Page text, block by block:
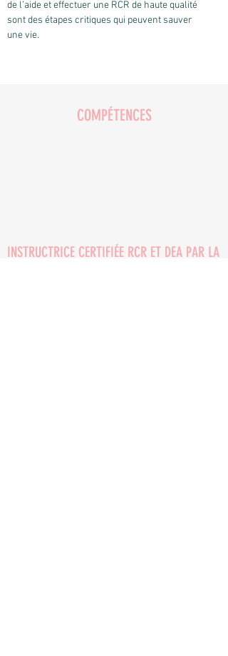
de l’aide et effectuer une RCR de haute qualité
sont des étapes critiques qui peuvent sauver
une vie.
COMPÉTENCES
INSTRUCTRICE CERTIFIÉE RCR ET DEA PAR LA